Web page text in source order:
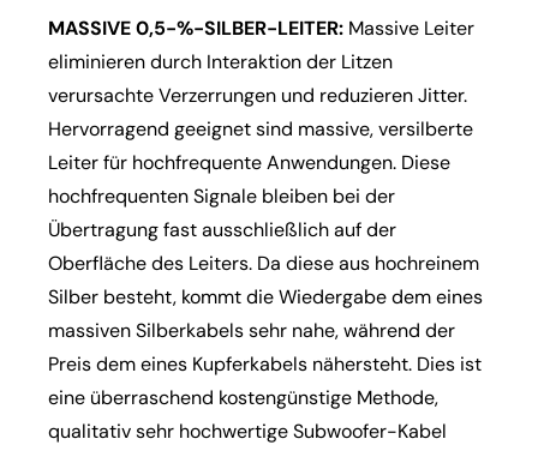
MASSIVE 0,5-%-SILBER-LEITER: Massive Leiter
eliminieren durch Interaktion der Litzen
verursachte Verzerrungen und reduzieren Jitter.
Hervorragend geeignet sind massive, versilberte
Leiter für hochfrequente Anwendungen. Diese
hochfrequenten Signale bleiben bei der
Übertragung fast ausschließlich auf der
Oberfläche des Leiters. Da diese aus hochreinem
Silber besteht, kommt die Wiedergabe dem eines
massiven Silberkabels sehr nahe, während der
Preis dem eines Kupferkabels nähersteht. Dies ist
eine überraschend kostengünstige Methode,
qualitativ sehr hochwertige Subwoofer-Kabel